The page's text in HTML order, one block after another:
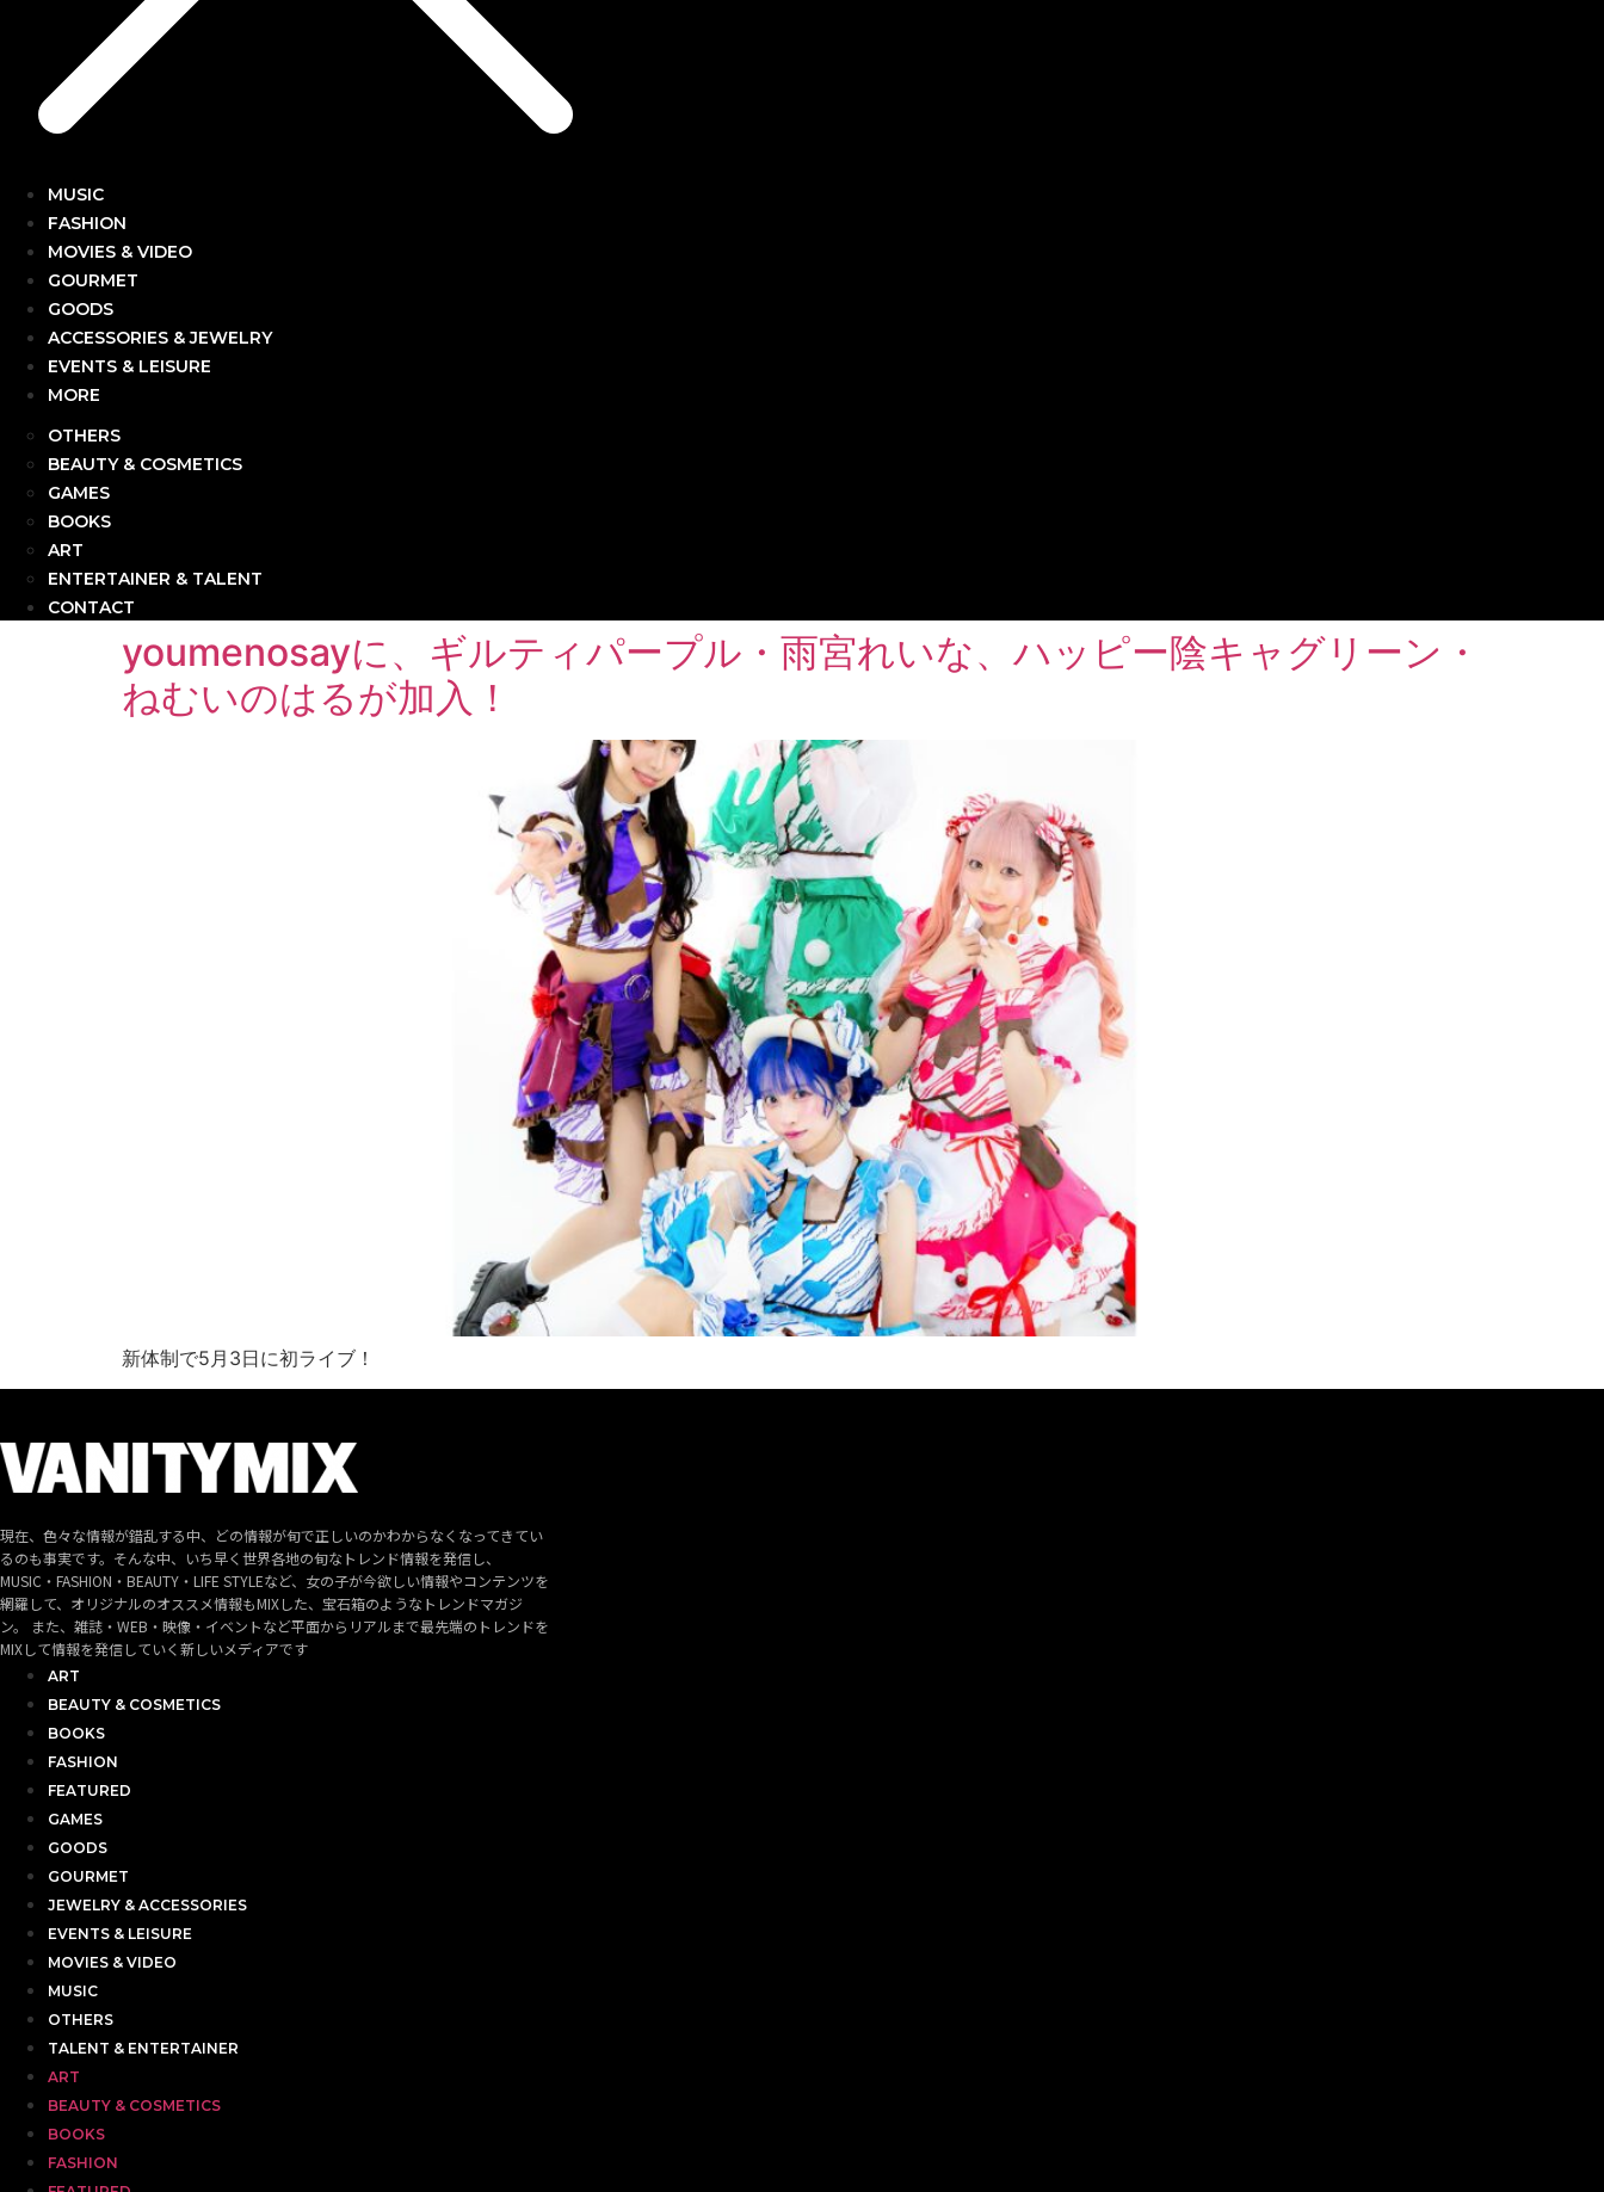
MUSIC
FASHION
MOVIES & VIDEO
GOURMET
GOODS
ACCESSORIES & JEWELRY
EVENTS & LEISURE
MORE
OTHERS
BEAUTY & COSMETICS
GAMES
BOOKS
ART
ENTERTAINER & TALENT
CONTACT
youmenosayに、ギルティパープル・雨宮れいな、ハッピー陰キャグリーン・
ねむいのはるが加入！
新体制で5月3日に初ライブ！
現在、色々な情報が錯乱する中、どの情報が旬で正しいのかわからなくなってきてい
るのも事実です。そんな中、いち早く世界各地の旬なトレンド情報を発信し、
MUSIC・FASHION・BEAUTY・LIFE STYLEなど、女の子が今欲しい情報やコンテンツを
網羅して、オリジナルのオススメ情報もMIXした、宝石箱のようなトレンドマガジ
ン。 また、雑誌・WEB・映像・イベントなど平面からリアルまで最先端のトレンドを
MIXして情報を発信していく新しいメディアです
ART
BEAUTY & COSMETICS
BOOKS
FASHION
FEATURED
GAMES
GOODS
GOURMET
JEWELRY & ACCESSORIES
EVENTS & LEISURE
MOVIES & VIDEO
MUSIC
OTHERS
TALENT & ENTERTAINER
ART
BEAUTY & COSMETICS
BOOKS
FASHION